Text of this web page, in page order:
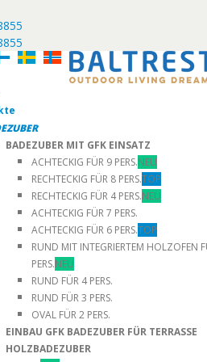
BADEZUBER MIT GFK EINSATZ
ACHTECKIG FÜR 9 PERS.NEU
RECHTECKIG FÜR 8 PERS.TOP
RECHTECKIG FÜR 4 PERS.NEU
ACHTECKIG FÜR 7 PERS.
ACHTECKIG FÜR 6 PERS.TOP
RUND MIT INTEGRIERTEM HOLZOFEN
PERS.NEU
RUND FÜR 4 PERS.
RUND FÜR 3 PERS.
OVAL FÜR 2 PERS.
EINBAU GFK BADEZUBER FÜR TERRASSE
HOLZBADEZUBER